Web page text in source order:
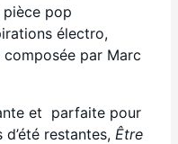
pièce pop
électro,
par Marc
et parfaite pour
restantes, Être